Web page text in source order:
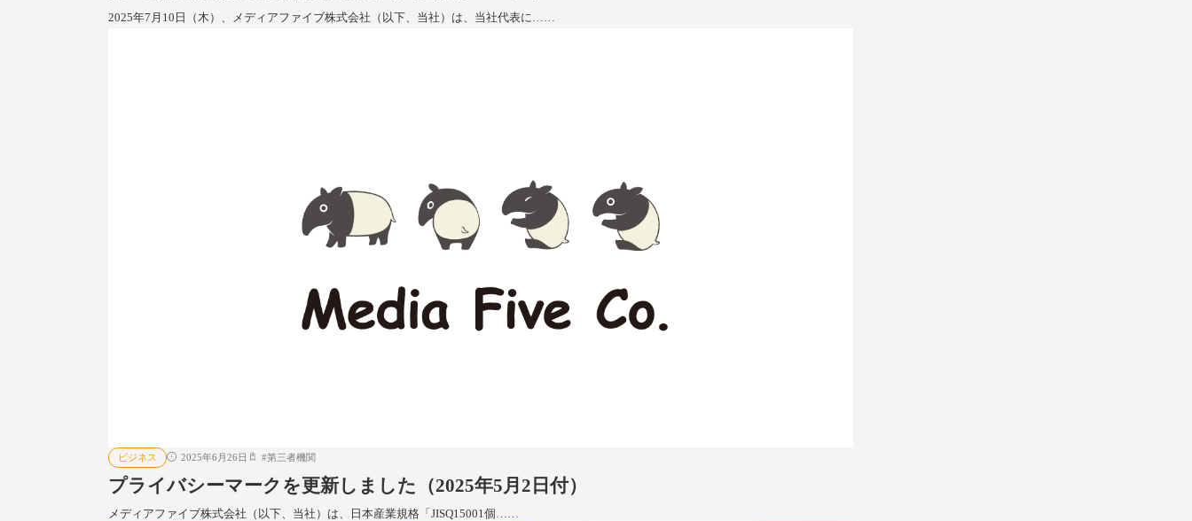
2025年7月10日（木）、メディアファイブ株式会社（以下、当社）は、当社代表に……
ビジネス 2025年6月26日 #第三者機関
プライバシーマークを更新しました（2025年5月2日付）
メディアファイブ株式会社（以下、当社）は、日本産業規格「JISQ15001個……